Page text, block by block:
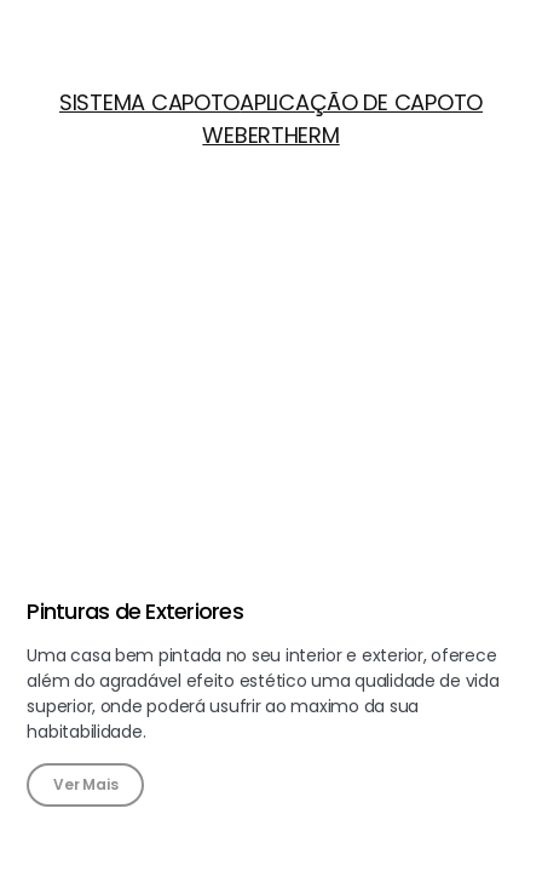
SISTEMA CAPOTOAPLICAÇÃO DE CAPOTO
WEBERTHERM
Pinturas de Exteriores
Uma casa bem pintada no seu interior e exterior, oferece
além do agradável efeito estético uma qualidade de vida
superior, onde poderá usufrir ao maximo da sua
habitabilidade.
Ver Mais